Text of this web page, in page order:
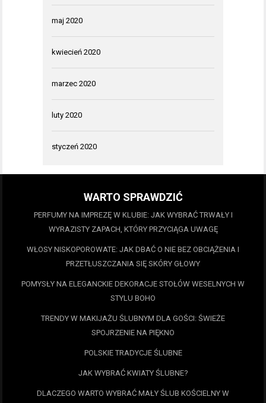
maj 2020
kwiecień 2020
marzec 2020
luty 2020
styczeń 2020
WARTO SPRAWDZIĆ
PERFUMY NA IMPREZĘ W KLUBIE: JAK WYBRAĆ TRWAŁY I
WYRAZISTY ZAPACH, KTÓRY PRZYCIĄGA UWAGĘ
WŁOSY NISKOPOROWATE: JAK DBAĆ O NIE BEZ OBCIĄŻENIA I
PRZETŁUSZCZANIA SIĘ SKÓRY GŁOWY
POMYSŁY NA ELEGANCKIE DEKORACJE STOŁÓW WESELNYCH W
STYLU BOHO
TRENDY W MAKIJAŻU ŚLUBNYM DLA GOŚCI: ŚWIEŻE
SPOJRZENIE NA PIĘKNO
POLSKIE TRADYCJE ŚLUBNE
JAK WYBRAĆ KWIATY ŚLUBNE?
DLACZEGO WARTO WYBRAĆ MAŁY ŚLUB KOŚCIELNY W